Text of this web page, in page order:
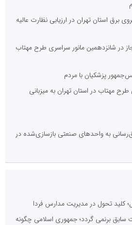
استان تهران در ارزیابی نظارت عالیه
برق غیرمجاز در شانزدهمین مانور سراسری طرح مهتاب
پزشکیان با مردم
مهتاب در استان تهران به میزبانی
به واحدهای صنعتی بازسازی‌شده در
کلید تحول در مدیریت مدارس فردا
سابق برنمی گردد؛ جمهوری اسلامی چگونه